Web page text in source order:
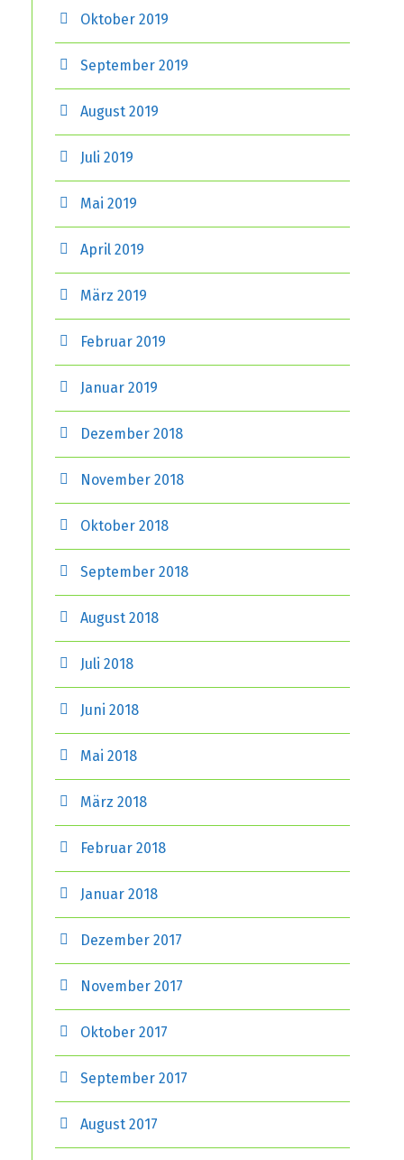
Oktober 2019
September 2019
August 2019
Juli 2019
Mai 2019
April 2019
März 2019
Februar 2019
Januar 2019
Dezember 2018
November 2018
Oktober 2018
September 2018
August 2018
Juli 2018
Juni 2018
Mai 2018
März 2018
Februar 2018
Januar 2018
Dezember 2017
November 2017
Oktober 2017
September 2017
August 2017